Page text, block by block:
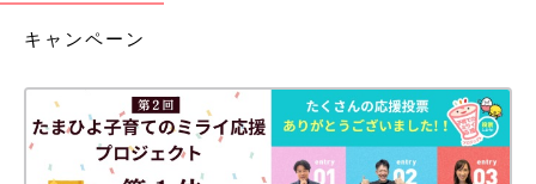
キャンペーン